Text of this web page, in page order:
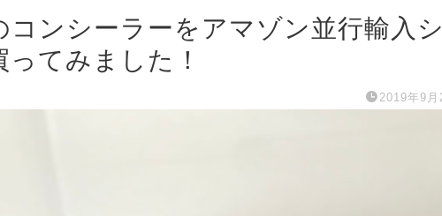
コンシーラーをアマゾン並行輸入シ
てみました！
2019年9月